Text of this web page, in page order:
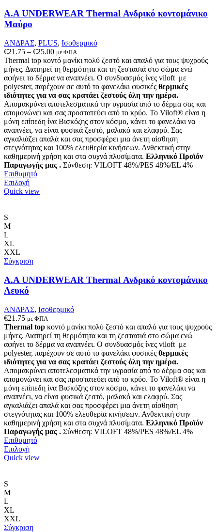
σελίδα
προϊόντος
Α.A UNDERWEAR Thermal Ανδρικό κοντομάνικο
Μαύρο
ΑΝΔΡΑΣ, PLUS, Ισοθερμικό
€21.75 – €25.00Price
range:
€21.75
through
€25.00
με ΦΠΑ
Thermal top κοντό μανίκι πολύ ζεστό και απαλό για τους ψυχρούς
μήνες. Διατηρεί τη θερμότητα και τη ζεστασιά στο σώμα ενώ
αφήνει το δέρμα να αναπνέει. Ο συνδυασμός ίνες viloft με
polyester, παρέχουν σε αυτό το φανελάκι φυσικές θερμικές
ιδιότητες για να σας κρατάει ζεστούς όλη την ημέρα.
Απομακρύνει αποτελεσματικά την υγρασία από το δέρμα σας και
απομονώνει και σας προστατεύει από το κρύο. Το Viloft® είναι η
μόνη επίπεδη ίνα Βισκόζης στον κόσμο, κάνει το φανελάκι να
αναπνέει, να είναι φυσικά ζεστό, μαλακό και ελαφρύ. Σας
αγκαλιάζει απαλά και σας προσφέρει μια άνετη αίσθηση
στεγνότητας και 100% ελευθερία κινήσεων. Ανθεκτική στην
καθημερινή χρήση και στα συχνά πλυσίματα. Ελληνικό Προϊόν
Παραγωγής μας . Σύνθεση: VILOFT 48%/PES 48%/EL 4%
Επιθυμητό
ΕπιλογήΑυτό
το
να
στη
σελίδα
Quick view
S
M
L
XL
XXL
Σύγκριση
Α.A UNDERWEAR Thermal Ανδρικό κοντομάνικο
Λευκό
ΑΝΔΡΑΣ, Ισοθερμικό
€21.75 με ΦΠΑ
Thermal top κοντό μανίκι πολύ ζεστό και απαλό για τους ψυχρούς
μήνες. Διατηρεί τη θερμότητα και τη ζεστασιά στο σώμα ενώ
αφήνει το δέρμα να αναπνέει. Ο συνδυασμός ίνες viloft με
polyester, παρέχουν σε αυτό το φανελάκι φυσικές θερμικές
ιδιότητες για να σας κρατάει ζεστούς όλη την ημέρα.
Απομακρύνει αποτελεσματικά την υγρασία από το δέρμα σας και
απομονώνει και σας προστατεύει από το κρύο. Το Viloft® είναι η
μόνη επίπεδη ίνα Βισκόζης στον κόσμο, κάνει το φανελάκι να
αναπνέει, να είναι φυσικά ζεστό, μαλακό και ελαφρύ. Σας
αγκαλιάζει απαλά και σας προσφέρει μια άνετη αίσθηση
στεγνότητας και 100% ελευθερία κινήσεων. Ανθεκτική στην
καθημερινή χρήση και στα συχνά πλυσίματα. Ελληνικό Προϊόν
Παραγωγής μας . Σύνθεση: VILOFT 48%/PES 48%/EL 4%
Επιθυμητό
ΕπιλογήΑυτό
το
να
Quick view
S
M
L
XL
XXL
Σύγκριση